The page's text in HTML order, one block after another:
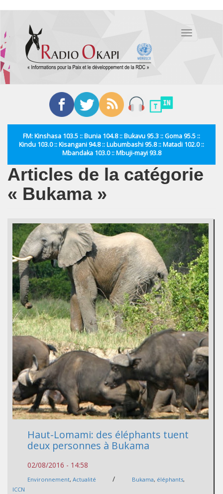
contenu
principal
Toggle
FM: Kinshasa 103.5 :: Bunia 104.8 :: Bukavu 95.3 :: Goma 95.5 ::
Kindu 103.0 :: Kisangani 94.8 :: Lubumbashi 95.8 :: Matadi 102.0 ::
Mbandaka 103.0 :: Mbuji-mayi 93.8
Articles de la catégorie
« Bukama »
Haut-Lomami: des éléphants tuent
deux personnes à Bukama
02/08/2016 - 14:58
Environnement, Actualité / Bukama, éléphants,
ICCN